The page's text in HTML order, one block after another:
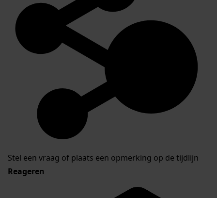
Stel een vraag of plaats een opmerking op de tijdlijn
Reageren